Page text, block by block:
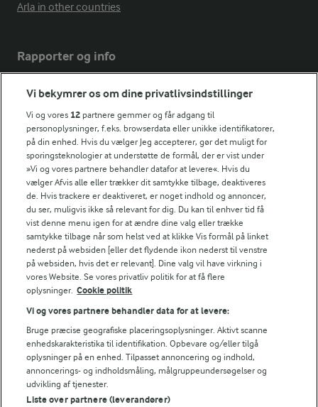
Arla in other countries
Rapporter og info
Årsrapport
FarmAhead™ Check rapport
Andelshaverinfo: Mælkepris
Fødevarestyrelsens smiley-rapporter for Arla Foods
Fødevarestyrelsens smiley-rapporter for Jörd
Fødevarestyrelsens smiley-rapporter for Lurpak PB
Følg
© 2026 Arla Foods
Vælg en anden cookies
Vi bekymrer os om dine privatlivsindstillinger
Vi og vores 12 partnere gemmer og får adgang til
personoplysninger, f.eks. browserdata eller unikke identifikatorer,
på din enhed. Hvis du vælger Jeg accepterer, gør det muligt for
sporingsteknologier at understøtte de formål, der er vist under
»Vi og vores partnere behandler datafor at levere«. Hvis du
vælger Afvis alle eller trækker dit samtykke tilbage, deaktiveres
de. Hvis trackere er deaktiveret, er noget indhold og annoncer,
du ser, muligvis ikke så relevant for dig. Du kan til enhver tid få
vist denne menu igen for at ændre dine valg eller trække
samtykke tilbage når som helst ved at klikke Vis formål på linket
nederst på websiden [eller det flydende ikon nederst til venstre
på websiden, hvis det er relevant]. Dine valg vil have virkning i
vores Website. Se vores privatliv politik for at få flere
oplysninger. Cookie politik
Vi og vores partnere behandler data for at levere:
Bruge præcise geografiske placeringsoplysninger. Aktivt scanne
enhedskarakteristika til identifikation. Opbevare og/eller tilgå
oplysninger på en enhed. Tilpasset annoncering og indhold,
annoncerings- og indholdsmåling, målgruppeundersøgelser og
udvikling af tjenester.
Liste over partnere (leverandører)